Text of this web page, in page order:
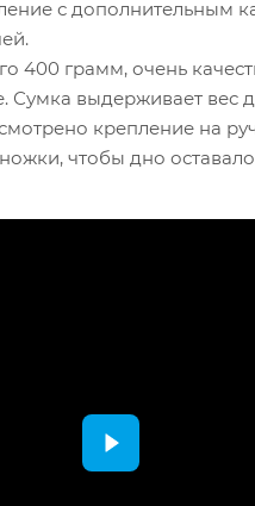
с дополнительным
400 грамм, очень
выдерживает вес
крепление на
чтобы дно